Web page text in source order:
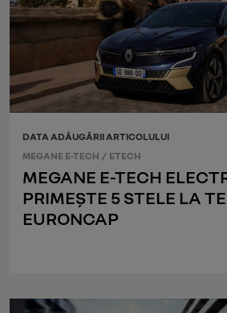
DATA ADĂUGĂRII ARTICOLULUI
MEGANE E-TECH / ETECH
MEGANE E-TECH
PRIMEȘTE 5 STELE LA
EURONCAP